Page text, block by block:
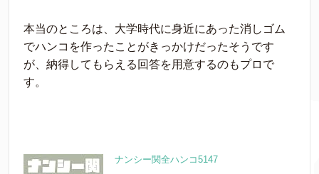
本当のところは、大学時代に身近にあった消しゴム
でハンコを作ったことがきっかけだったそうです
が、納得してもらえる回答を用意するのもプロで
す。
ナンシー関全ハンコ5147